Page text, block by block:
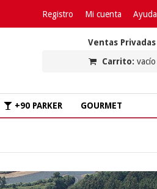
Registro Mi cuenta Ayuda
Ventas Privadas
Carrito: vacío
+90 PARKER GOURMET